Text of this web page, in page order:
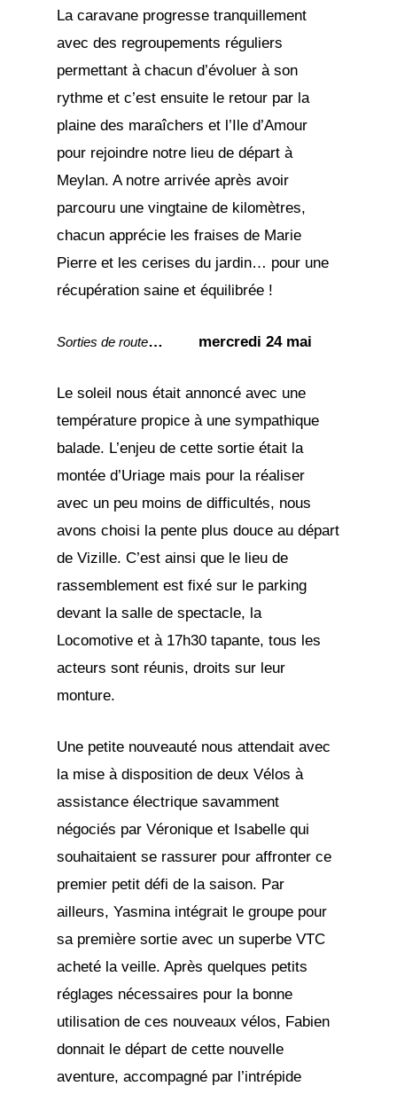
La caravane progresse tranquillement
avec des regroupements réguliers
permettant à chacun d’évoluer à son
rythme et c’est ensuite le retour par la
plaine des maraîchers et l’Ile d’Amour
pour rejoindre notre lieu de départ à
Meylan. A notre arrivée après avoir
parcouru une vingtaine de kilomètres,
chacun apprécie les fraises de Marie
Pierre et les cerises du jardin… pour une
récupération saine et équilibrée !
Sorties de route… mercredi 24 mai
Le soleil nous était annoncé avec une
température propice à une sympathique
balade. L’enjeu de cette sortie était la
montée d’Uriage mais pour la réaliser
avec un peu moins de difficultés, nous
avons choisi la pente plus douce au départ
de Vizille. C’est ainsi que le lieu de
rassemblement est fixé sur le parking
devant la salle de spectacle, la
Locomotive et à 17h30 tapante, tous les
acteurs sont réunis, droits sur leur
monture.
Une petite nouveauté nous attendait avec
la mise à disposition de deux Vélos à
assistance électrique savamment
négociés par Véronique et Isabelle qui
souhaitaient se rassurer pour affronter ce
premier petit défi de la saison. Par
ailleurs, Yasmina intégrait le groupe pour
sa première sortie avec un superbe VTC
acheté la veille. Après quelques petits
réglages nécessaires pour la bonne
utilisation de ces nouveaux vélos, Fabien
donnait le départ de cette nouvelle
aventure, accompagné par l’intrépide